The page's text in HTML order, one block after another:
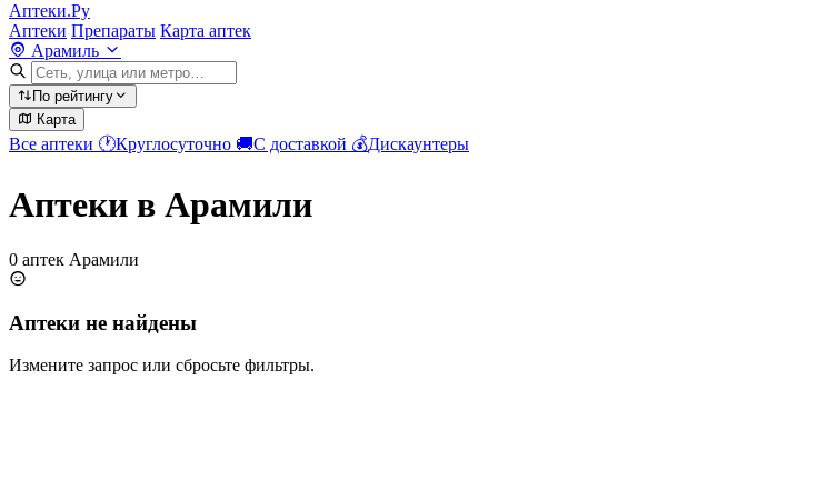
Аптеки.Ру
Аптеки Препараты Карта аптек
Арамиль
По рейтингу
Карта
Все аптеки 🕐Круглосуточно 🚚С доставкой 💰Дискаунтеры
Аптеки в Арамили
0 аптек Арамили
Аптеки не найдены
Измените запрос или сбросьте фильтры.